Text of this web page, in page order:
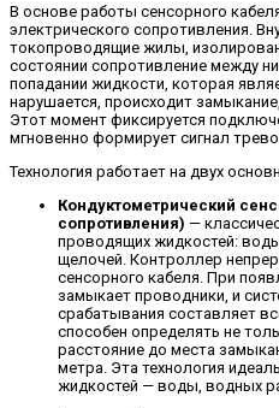
В основе работы сенсорного
электрического сопротивления.
токопроводящие жилы,
состоянии сопротивление между
попадании жидкости, которая
нарушается, происходит
Этот момент фиксируется
мгновенно формирует сигнал
Технология работает на двух
Кондуктометрический
сопротивления) —
проводящих жидкостей:
щелочей. Контроллер
сенсорного кабеля. При
замыкает проводники, и
срабатывания составляет
способен определять не
расстояние до места
метра. Эта технология
жидкостей — воды, водных